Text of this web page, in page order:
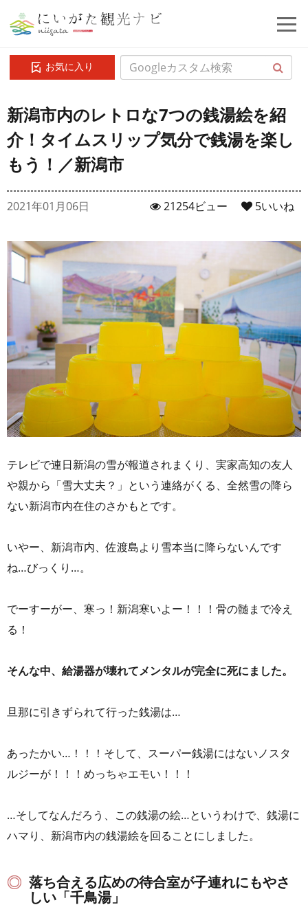
お気に入り
新潟市内のレトロな7つの銭湯絵を紹
介！タイムスリップ気分で銭湯を楽し
もう！／新潟市
2021年01月06日 5いいね
21254ビュー
テレビで連日新潟の雪が報道されまくり、実家高知の友人
や親から「雪大丈夫？」という連絡がくる、全然雪の降ら
ない新潟市内在住のさかもとです。
いやー、新潟市内、佐渡島より雪本当に降らないんです
ね…びっくり…。
でーすーがー、寒っ！新潟寒いよー！！！骨の髄まで冷え
る！
そんな中、給湯器が壊れてメンタルが完全に死にました。
旦那に引きずられて行った銭湯は…
あったかい…！！！そして、スーパー銭湯にはないノスタ
ルジーが！！！めっちゃエモい！！！
…そしてなんだろう、この銭湯の絵…というわけで、銭湯に
ハマり、新潟市内の銭湯絵を回ることにしました。
落ち合える広めの待合室が子連れにもやさ
しい「千鳥湯」